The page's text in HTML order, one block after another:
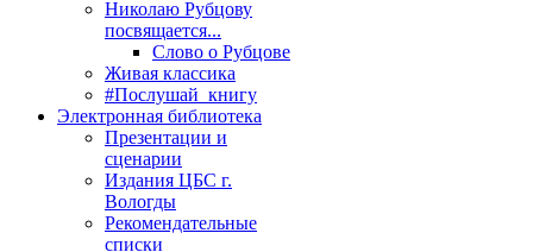
Николаю Рубцову
посвящается...
Слово о Рубцове
Живая классика
#Послушай_книгу
Электронная библиотека
Презентации и
сценарии
Издания ЦБС г.
Вологды
Рекомендательные
списки